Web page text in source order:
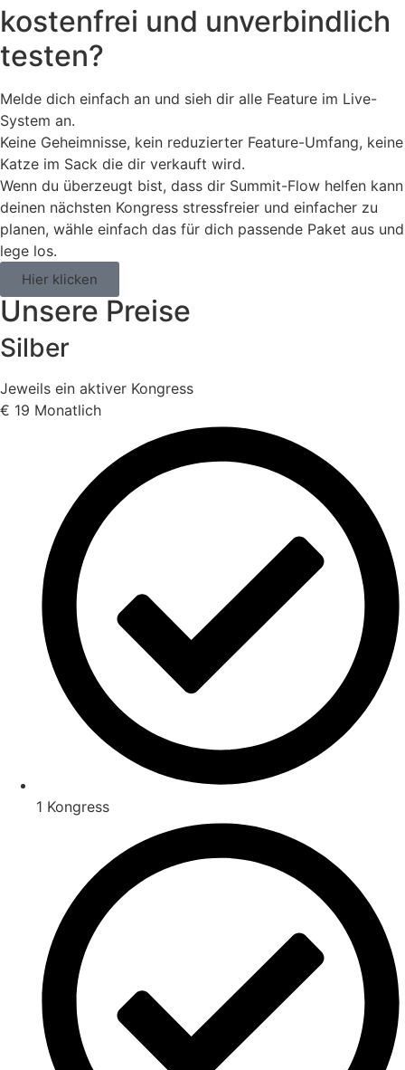
kostenfrei und unverbindlich
testen?
Melde dich einfach an und sieh dir alle Feature im Live-
System an.
Keine Geheimnisse, kein reduzierter Feature-Umfang, keine
Katze im Sack die dir verkauft wird.
Wenn du überzeugt bist, dass dir Summit-Flow helfen kann
deinen nächsten Kongress stressfreier und einfacher zu
planen, wähle einfach das für dich passende Paket aus und
lege los.
Hier klicken
Unsere Preise
Silber
Jeweils ein aktiver Kongress
€ 19 Monatlich
1 Kongress